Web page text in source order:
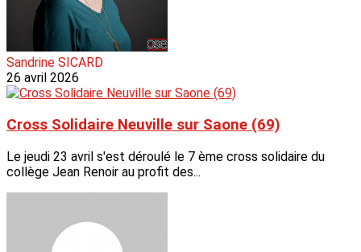
Sandrine SICARD
26 avril 2026
Cross Solidaire Neuville sur Saone (69)
Le jeudi 23 avril s'est déroulé le 7 ème cross solidaire du
collège Jean Renoir au profit des...